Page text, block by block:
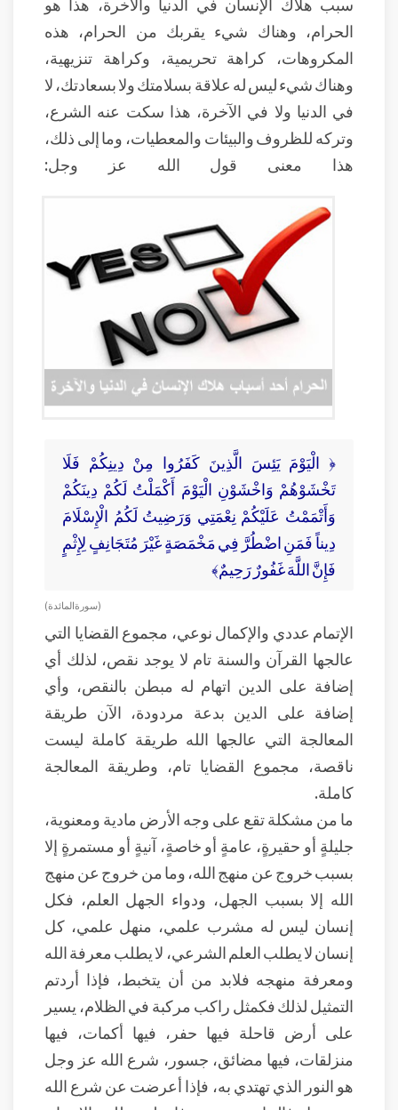
الحرام، وهناك شيء يقربك من الحرام، هذه
المكروهات، كراهة تحريمية، وكراهة تنزيهية،
وهناك شيء ليس له علاقة بسلامتك ولا بسعادتك، لا
في الدنيا ولا في الآخرة، هذا سكت عنه الشرع،
وتركه للظروف والبيئات والمعطيات، وما إلى ذلك،
هذا معنى قول الله عز وجل:
﴿ الْيَوْمَ يَئِسَ الَّذِينَ كَفَرُوا مِنْ دِينِكُمْ فَلَا
تَخْشَوْهُمْ وَاخْشَوْنِ الْيَوْمَ أَكْمَلْتُ لَكُمْ دِينَكُمْ
وَأَتْمَمْتُ عَلَيْكُمْ نِعْمَتِي وَرَضِيتُ لَكُمُ الْإِسْلَامَ
دِيناً فَمَنِ اضْطُرَّ فِي مَخْمَصَةٍ غَيْرَ مُتَجَانِفٍ لِإِثْمٍ
فَإِنَّ اللَّهَ غَفُورٌ رَحِيمٌ﴾
( سورة المائدة )
الإتمام عددي والإكمال نوعي، مجموع القضايا التي
عالجها القرآن والسنة تام لا يوجد نقص، لذلك أي
إضافة على الدين اتهام له مبطن بالنقص، وأي
إضافة على الدين بدعة مردودة، الآن طريقة
المعالجة التي عالجها الله طريقة كاملة ليست
ناقصة، مجموع القضايا تام، وطريقة المعالجة
كاملة.
ما من مشكلة تقع على وجه الأرض مادية ومعنوية،
جليلةٍ أو حقيرةٍ، عامةٍ أو خاصةٍ، آنيةٍ أو مستمرةٍ إلا
بسبب خروج عن منهج الله، وما من خروج عن منهج
الله إلا بسبب الجهل، ودواء الجهل العلم، فكل
إنسان ليس له مشرب علمي، منهل علمي، كل
إنسان لا يطلب العلم الشرعي، لا يطلب معرفة الله
ومعرفة منهجه فلابد من أن يتخبط، فإذا أردتم
التمثيل لذلك فكمثل راكب مركبة في الظلام، يسير
على أرض قاحلة فيها حفر، فيها أكمات، فيها
منزلقات، فيها مضائق، جسور، شرع الله عز وجل
هو النور الذي تهتدي به، فإذا أعرضت عن شرع الله